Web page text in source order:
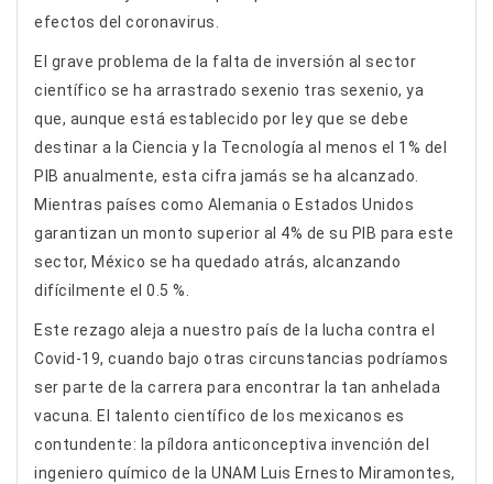
efectos del coronavirus.
El grave problema de la falta de inversión al sector
científico se ha arrastrado sexenio tras sexenio, ya
que, aunque está establecido por ley que se debe
destinar a la Ciencia y la Tecnología al menos el 1% del
PIB anualmente, esta cifra jamás se ha alcanzado.
Mientras países como Alemania o Estados Unidos
garantizan un monto superior al 4% de su PIB para este
sector, México se ha quedado atrás, alcanzando
difícilmente el 0.5 %.
Este rezago aleja a nuestro país de la lucha contra el
Covid-19, cuando bajo otras circunstancias podríamos
ser parte de la carrera para encontrar la tan anhelada
vacuna. El talento científico de los mexicanos es
contundente: la píldora anticonceptiva invención del
ingeniero químico de la UNAM Luis Ernesto Miramontes,